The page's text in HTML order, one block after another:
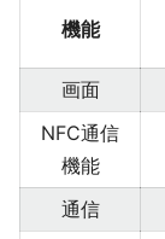
機能
画面
NFC通信
機能
通信